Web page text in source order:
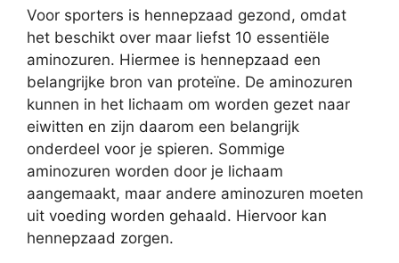
Voor sporters is hennepzaad gezond, omdat
het beschikt over maar liefst 10 essentiële
aminozuren. Hiermee is hennepzaad een
belangrijke bron van proteïne. De aminozuren
kunnen in het lichaam om worden gezet naar
eiwitten en zijn daarom een belangrijk
onderdeel voor je spieren. Sommige
aminozuren worden door je lichaam
aangemaakt, maar andere aminozuren moeten
uit voeding worden gehaald. Hiervoor kan
hennepzaad zorgen.